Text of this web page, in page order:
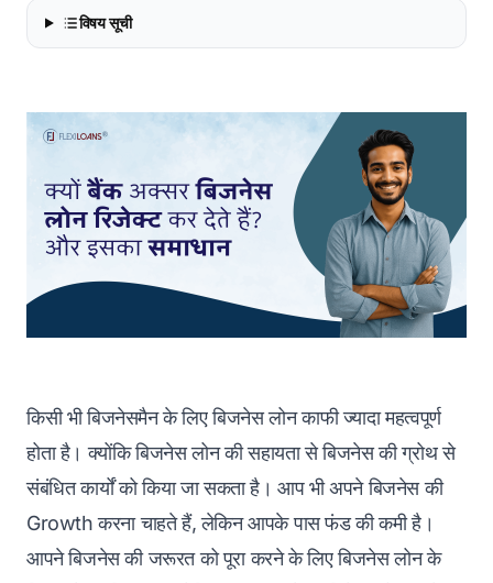
विषय सूची
किसी भी बिजनेसमैन के लिए बिजनेस लोन काफी ज्यादा महत्वपूर्ण
होता है। क्योंकि बिजनेस लोन की सहायता से बिजनेस की ग्रोथ से
संबंधित कार्यों को किया जा सकता है। आप भी अपने बिजनेस की
Growth करना चाहते हैं, लेकिन आपके पास फंड की कमी है।
आपने बिजनेस की जरूरत को पूरा करने के लिए बिजनेस लोन के